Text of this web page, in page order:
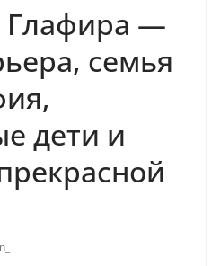
Глафира —
семья
дети и